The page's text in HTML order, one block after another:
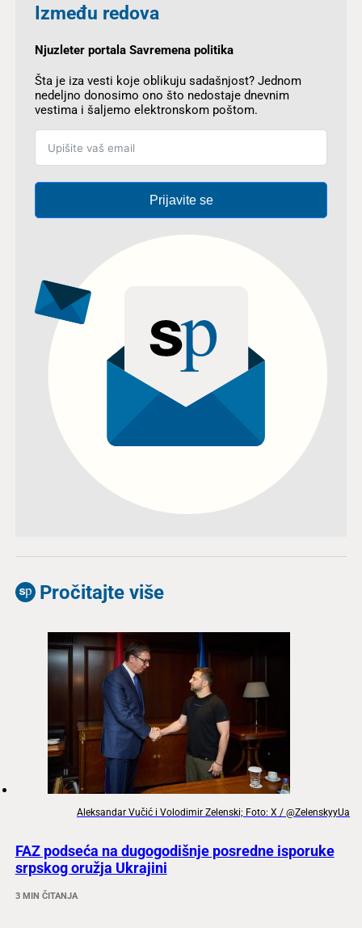
Između redova
Njuzleter portala Savremena politika
Šta je iza vesti koje oblikuju sadašnjost? Jednom
nedeljno donosimo ono što nedostaje dnevnim
vestima i šaljemo elektronskom poštom.
Prijavite se
Pročitajte više
Aleksandar Vučić i Volodimir Zelenski; Foto: X / @ZelenskyyUa
FAZ podseća na dugogodišnje posredne isporuke
srpskog oružja Ukrajini
3 MIN ČITANJA